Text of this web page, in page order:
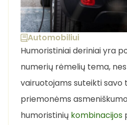
Automobiliui
Humoristiniai deriniai yra
numerių rėmelių tema, nes
vairuotojams suteikti
priemonėms
humoristinių kombinacijos